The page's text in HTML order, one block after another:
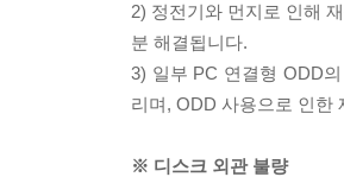
2) 정전기와 먼지로 인해
분 해결됩니다.
3) 일부 PC 연결형 ODD
리며, ODD 사용으로 인한
※ 디스크 외관 불량